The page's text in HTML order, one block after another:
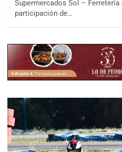
Supermercados Sol –
participación de…